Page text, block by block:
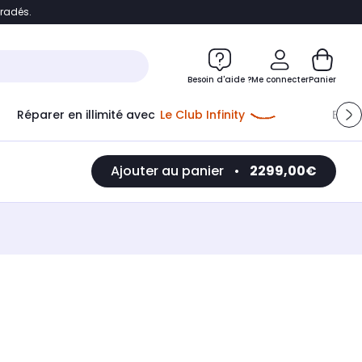
Accéder directement au chatbot
Besoin d'aide ?Me connecterPanier
Réparer en illimité avec Le Club Infinity
Ajouter au panier • 2299,00€